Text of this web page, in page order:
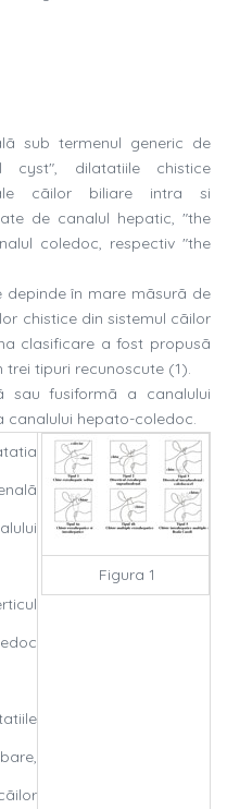
sub termenul generic de
cyst", dilatatiile chistice
cãilor biliare intra si
de canalul hepatic, "the
coledoc, respectiv "the
depinde în mare mãsurã de
chistice din sistemul cãilor
clasificare a fost propusã
trei tipuri recunoscute (1).
sau fusiformã a canalului
canalului hepato-coledoc.
Figura 1